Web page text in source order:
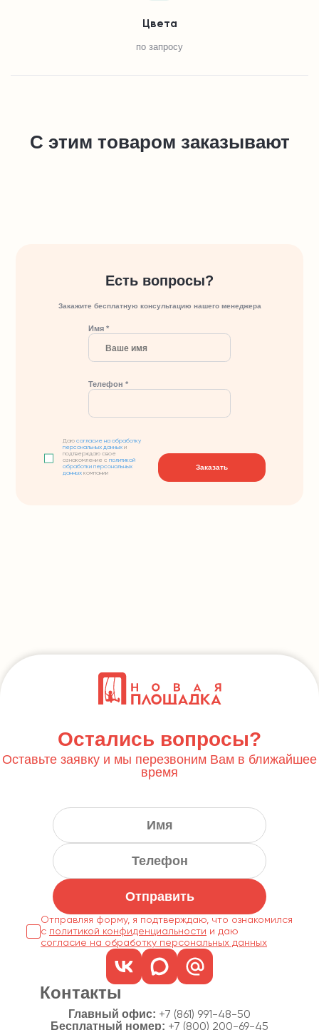
Цвета
по запросу
С этим товаром заказывают
Есть вопросы?
Закажите бесплатную консультацию нашего менеджера
Имя *
Телефон *
Даюсогласие на обработку
персональных данных и
подтверждаю свое
ознакомление сполитикой
обработки персональных
данных компании
Заказать
Остались вопросы?
Оставьте заявку и мы перезвоним Вам в ближайшее
время
Отправить
Отправляя форму, я подтверждаю, что ознакомился
с политикой конфиденциальности
согласие на обработку персональных данных
Контакты
Главный офис: +7 (861) 991-48-50
Бесплатный номер: +7 (800) 200-69-45